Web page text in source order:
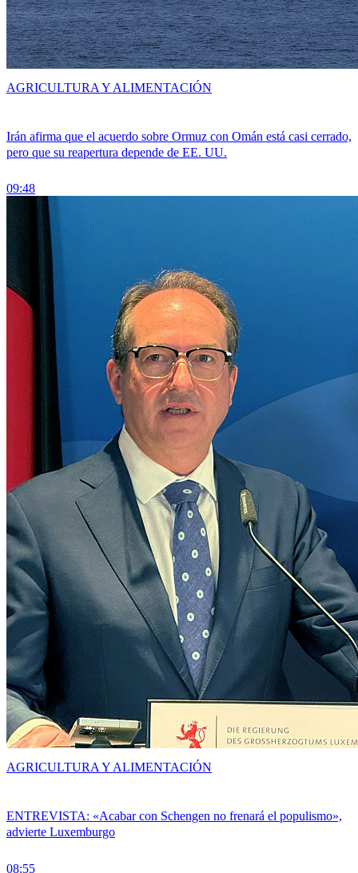
Irán afirma que el acuerdo sobre Ormuz con Omán está casi cerrado,
pero que su reapertura depende de EE. UU.
09:48
AGRICULTURA Y ALIMENTACIÓN
ENTREVISTA: «Acabar con Schengen no frenará el populismo»,
advierte Luxemburgo
08:55
AGRICULTURA Y ALIMENTACIÓN